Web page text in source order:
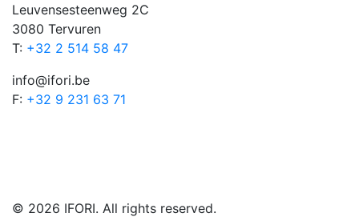
Leuvensesteenweg 2C
3080 Tervuren
T: +32 2 514 58 47
info@ifori.be
F: +32 9 231 63 71
© 2026 IFORI. All rights reserved.